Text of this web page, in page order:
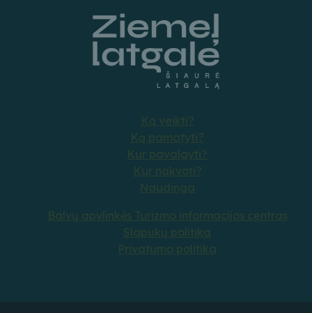
Ką veikti?
Ką pamatyti?
Kur pavalgyti?
Kur nakvoti?
Naudinga
Balvų apylinkės Turizmo informacijos centras
Slapukų politika
Privatumo politika